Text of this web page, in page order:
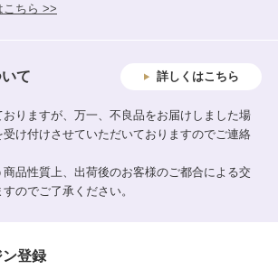
こちら >>
て 詳しくはこちら
りますが、万一、不良品をお届けしました場
け付けさせていただいておりますのでご連絡
品性質上、出荷後のお客様のご都合による交
のでご了承ください。
ン登録